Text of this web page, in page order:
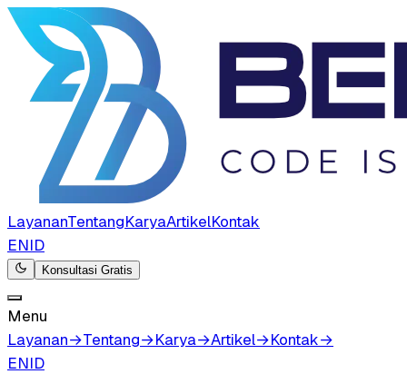
LayananTentangKaryaArtikelKontak
ENID
Konsultasi Gratis
Menu
Layanan→Tentang→Karya→Artikel→Kontak→
ENID